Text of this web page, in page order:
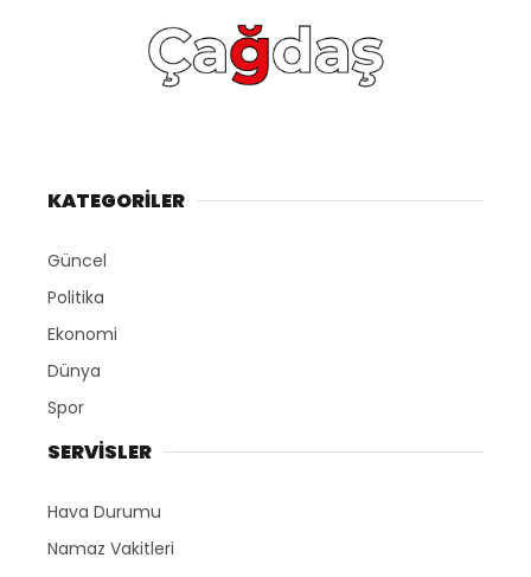
KATEGORİLER
Güncel
Politika
Ekonomi
Dünya
Spor
SERVİSLER
Hava Durumu
Namaz Vakitleri